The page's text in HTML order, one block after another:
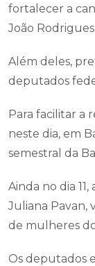
fortalecer a
João
Além deles,
deputados
Para facilitar a
neste dia, em
semestral da
Ainda no dia
Juliana Pavan,
de mulheres
Os deputados